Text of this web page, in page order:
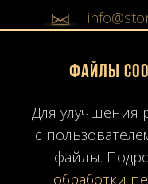
Мы в
Youtube
Карта сайта
Файлы
Для улучшения
с
файлы.
обработки